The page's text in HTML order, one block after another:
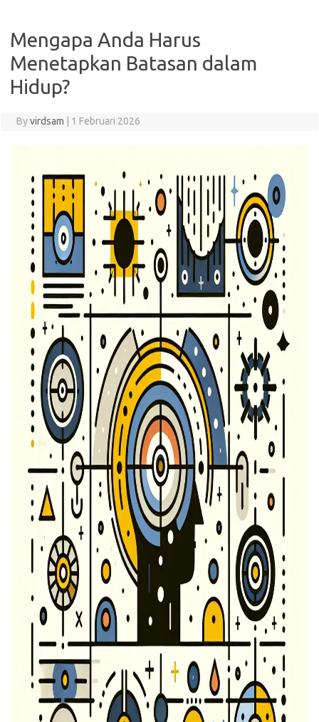
Mengapa Anda Harus
Menetapkan Batasan dalam
Hidup?
Byvirdsam 1 Februari 2026